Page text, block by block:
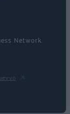
Network